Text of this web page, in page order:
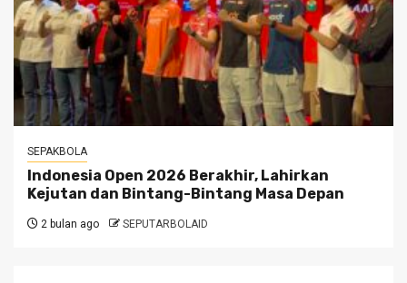
SEPAKBOLA
Indonesia Open 2026 Berakhir, Lahirkan
Kejutan dan Bintang-Bintang Masa Depan
2 bulan ago SEPUTARBOLAID